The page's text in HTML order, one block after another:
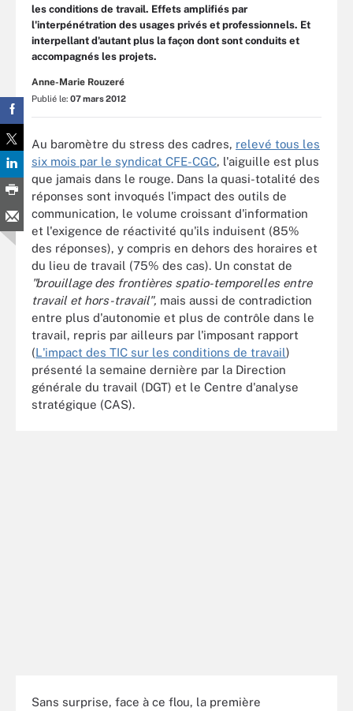
les conditions de travail. Effets amplifiés par
l'interpénétration des usages privés et professionnels. Et
interpellant d'autant plus la façon dont sont conduits et
accompagnés les projets.
Anne-Marie Rouzeré
Publié le: 07 mars 2012
Au baromètre du stress des cadres, relevé tous les
six mois par le syndicat CFE-CGC, l'aiguille est plus
que jamais dans le rouge. Dans la quasi-totalité des
réponses sont invoqués l'impact des outils de
communication, le volume croissant d'information
et l'exigence de réactivité qu'ils induisent (85%
des réponses), y compris en dehors des horaires et
du lieu de travail (75% des cas). Un constat de
"brouillage des frontières spatio-temporelles entre
travail et hors-travail", mais aussi de contradiction
entre plus d'autonomie et plus de contrôle dans le
travail, repris par ailleurs par l'imposant rapport
(L'impact des TIC sur les conditions de travail)
présenté la semaine dernière par la Direction
générale du travail (DGT) et le Centre d'analyse
stratégique (CAS).
Sans surprise, face à ce flou, la première